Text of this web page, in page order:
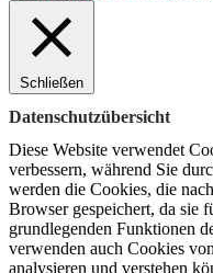
Schließen
Datenschutzübersicht
Diese Website verwendet
verbessern, während Sie
werden die Cookies, die
Browser gespeichert, da sie
grundlegenden Funktionen
verwenden auch Cookies
analysieren und verstehen